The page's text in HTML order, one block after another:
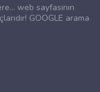
web sayfasının
GOOGLE arama